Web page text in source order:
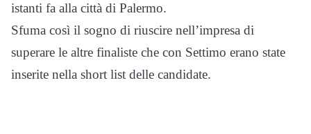
istanti fa alla città di Palermo.
Sfuma così il sogno di riuscire nell’impresa di
superare le altre finaliste che con Settimo erano state
inserite nella short list delle candidate.